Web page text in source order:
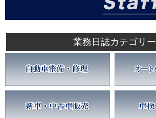
業務日誌カテゴリー